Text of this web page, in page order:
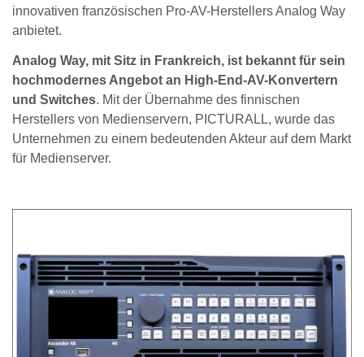
innovativen französischen Pro-AV-Herstellers Analog Way
anbietet.
Analog Way, mit Sitz in Frankreich, ist bekannt für sein
hochmodernes Angebot an High-End-AV-Konvertern
und Switches. Mit der Übernahme des finnischen
Herstellers von Medienservern, PICTURALL, wurde das
Unternehmen zu einem bedeutenden Akteur auf dem Markt
für Medienserver.